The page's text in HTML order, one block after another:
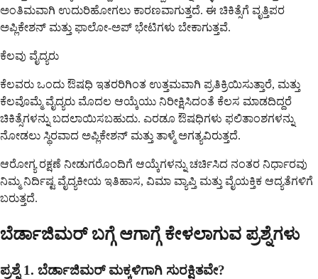
ಅಂತಿಮವಾಗಿ ಉದುರಿಹೋಗಲು ಕಾರಣವಾಗುತ್ತದೆ. ಈ ಚಿಕಿತ್ಸೆಗೆ ವೃತ್ತಿಪರ
ಅಪ್ಲಿಕೇಶನ್ ಮತ್ತು ಫಾಲೋ-ಅಪ್ ಭೇಟಿಗಳು ಬೇಕಾಗುತ್ತವೆ.
ಕೆಲವು ವೈದ್ಯರು
ಕೆಲವರು ಒಂದು ಔಷಧಿ ಇತರರಿಗಿಂತ ಉತ್ತಮವಾಗಿ ಪ್ರತಿಕ್ರಿಯಿಸುತ್ತಾರೆ, ಮತ್ತು
ಕೆಲವೊಮ್ಮೆ ವೈದ್ಯರು ಮೊದಲ ಆಯ್ಕೆಯು ನಿರೀಕ್ಷಿಸಿದಂತೆ ಕೆಲಸ ಮಾಡದಿದ್ದರೆ
ಚಿಕಿತ್ಸೆಗಳನ್ನು ಬದಲಾಯಿಸಬಹುದು. ಎರಡೂ ಔಷಧಿಗಳು ಫಲಿತಾಂಶಗಳನ್ನು
ನೋಡಲು ಸ್ಥಿರವಾದ ಅಪ್ಲಿಕೇಶನ್ ಮತ್ತು ತಾಳ್ಮೆ ಅಗತ್ಯವಿರುತ್ತದೆ.
ಆರೋಗ್ಯ ರಕ್ಷಣೆ ನೀಡುಗರೊಂದಿಗೆ ಆಯ್ಕೆಗಳನ್ನು ಚರ್ಚಿಸಿದ ನಂತರ ನಿರ್ಧಾರವು
ನಿಮ್ಮ ನಿರ್ದಿಷ್ಟ ವೈದ್ಯಕೀಯ ಇತಿಹಾಸ, ವಿಮಾ ವ್ಯಾಪ್ತಿ ಮತ್ತು ವೈಯಕ್ತಿಕ ಆದ್ಯತೆಗಳಿಗೆ
ಬರುತ್ತದೆ.
ಬೆರ್ಡಾಜಿಮರ್ ಬಗ್ಗೆ ಆಗಾಗ್ಗೆ ಕೇಳಲಾಗುವ ಪ್ರಶ್ನೆಗಳು
ಪ್ರಶ್ನೆ 1. ಬೆರ್ಡಾಜಿಮರ್ ಮಕ್ಕಳಿಗಾಗಿ ಸುರಕ್ಷಿತವೇ?